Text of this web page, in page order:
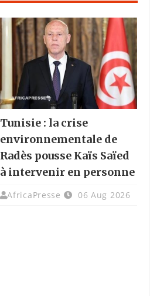
Tunisie : la crise
environnementale de
Radès pousse Kaïs Saïed
à intervenir en personne
AfricaPresse 06 Aug 2026